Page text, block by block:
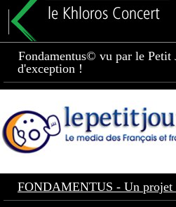
Fondamentus© vu par le
d'exception !
FONDAMENTUS - Un projet